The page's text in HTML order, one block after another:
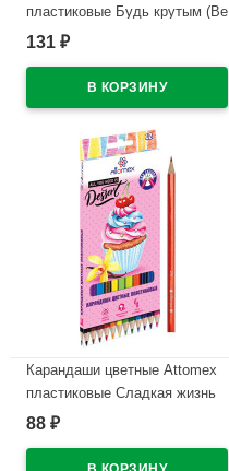
пластиковые Будь крутым (Be
cool)18 цветов М 2,65мм
131 ₽
Карандаши цветные Attomex
пластиковые Сладкая жизнь
(Dolce Vita) 12 цветов М
88 ₽